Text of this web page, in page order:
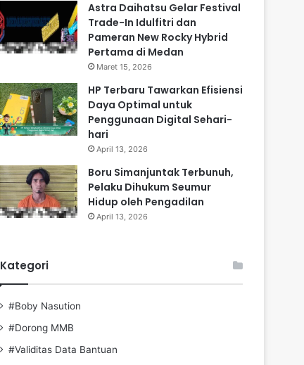
Astra Daihatsu Gelar Festival
Trade-In Idulfitri dan
Pameran New Rocky Hybrid
Pertama di Medan
Maret 15, 2026
HP Terbaru Tawarkan Efisiensi
Daya Optimal untuk
Penggunaan Digital Sehari-
hari
April 13, 2026
Boru Simanjuntak Terbunuh,
Pelaku Dihukum Seumur
Hidup oleh Pengadilan
April 13, 2026
Kategori
#Boby Nasution
#Dorong MMB
#Validitas Data Bantuan